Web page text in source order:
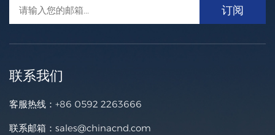
联系我们
客服热线： +86 0592 2263666
联系邮箱： sales@chinacnd.com